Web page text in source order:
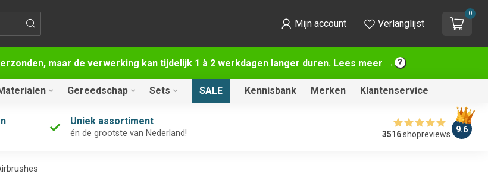
maar de verwerking kan tijdelijk 1 à 2 werkdagen langer duren. Lees meer →
Mijn account Verlanglijst
0
Gereedschap Sets SALE Kennisbank Merken Klantenservice
Uniek assortiment
én de grootste van Nederland! 3516shopreviews 9.6